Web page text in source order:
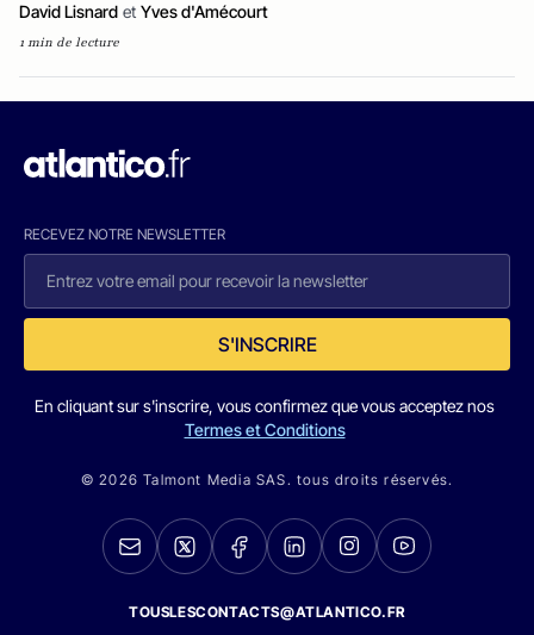
David Lisnard et Yves d'Amécourt
1 min de lecture
RECEVEZ NOTRE NEWSLETTER
S'INSCRIRE
En cliquant sur s'inscrire, vous confirmez que vous acceptez nos
Termes et Conditions
© 2026 Talmont Media SAS. tous droits réservés.
TOUSLESCONTACTS@ATLANTICO.FR